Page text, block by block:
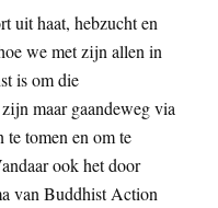
uit haat, hebzucht en
we met zijn allen in
is om die
maar gaandeweg via
te tomen en om te
ook het door
van Buddhist Action